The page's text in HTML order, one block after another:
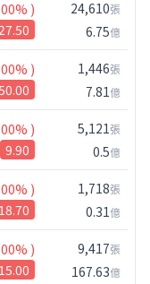
) 24,610張
6.75億
) 1,446張
7.81億
)
9.90
5,121張
0.5億
)
18.70
1,718張
0.31億
) 9,417張
167.63億